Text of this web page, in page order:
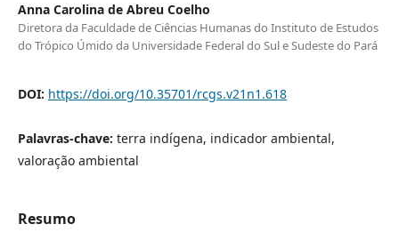
Anna Carolina de Abreu Coelho
Diretora da Faculdade de Ciências Humanas do Instituto de Estudos
do Trópico Úmido da Universidade Federal do Sul e Sudeste do Pará
DOI: https://doi.org/10.35701/rcgs.v21n1.618
Palavras-chave: terra indígena, indicador ambiental,
valoração ambiental
Resumo